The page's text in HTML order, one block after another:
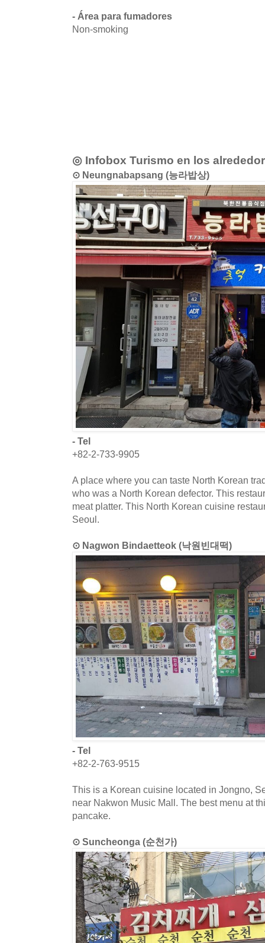
- Área para fumadores
Non-smoking
◎ Infobox Turismo en los
⊙ Neungnabapsang (능라밥상)
- Tel
+82-2-733-9905
A place where you can taste North Korean
who was a North Korean defector. This
meat platter. This North Korean cuisine
Seoul.
⊙ Nagwon Bindaetteok (낙원빈대떡)
- Tel
+82-2-763-9515
This is a Korean cuisine located in Jongno,
near Nakwon Music Mall. The best menu at
pancake.
⊙ Suncheonga (순천가)